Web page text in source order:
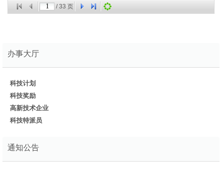
/33 页
办事大厅
科技计划
科技奖励
高新技术企业
科技特派员
通知公告